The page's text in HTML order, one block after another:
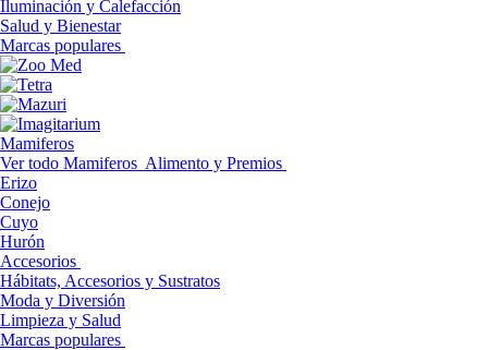
Iluminación y Calefacción
Salud y Bienestar
Marcas populares
Mamiferos
Ver todo Mamiferos Alimento y Premios
Erizo
Conejo
Cuyo
Hurón
Accesorios
Hábitats, Accesorios y Sustratos
Moda y Diversión
Limpieza y Salud
Marcas populares